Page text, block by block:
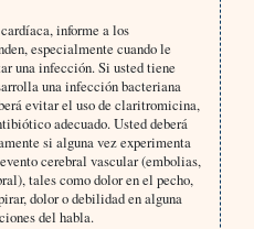
informe a los
especialmente cuando le
una infección. Si usted tiene
una infección bacteriana
evitar el uso de claritromicina,
adecuado. Usted deberá
si alguna vez experimenta
cerebral vascular (embolias,
tales como dolor en el pecho,
dolor o debilidad en alguna
del habla.